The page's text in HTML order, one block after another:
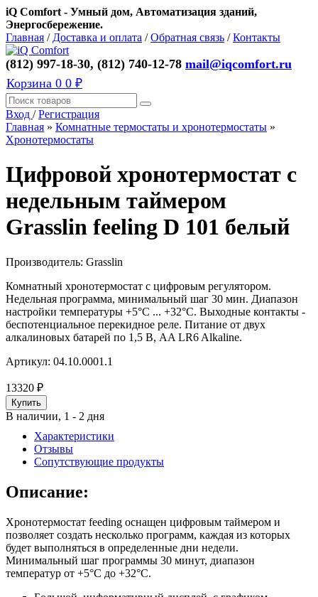
iQ Comfort - Умный дом, Автоматизация зданий,
Энергосбережение.
Главная / Доставка и оплата /Обратная связь /Контакты
(812) 997-18-30, (812) 740-12-78 mail@iqcomfort.ru
Корзина 0 0 ₽
Вход /Регистрация
Главная » Комнатные термостаты и хронотермостаты »
Хронотермостаты
Цифровой хронотермостат с
недельным таймером
Grasslin feeling D 101 белый
Производитель: Grasslin
Комнатный хронотермостат c цифровым регулятором.
Недельная программа, минимальный шаг 30 мин. Диапазон
настройки температуры +5°C ... +32°C. Выходные контакты -
беспотенциальное перекидное реле. Питание от двух
алкалиновых батарей по 1,5 В, AA LR6 Alkaline.
Артикул: 04.10.0001.1
13320 ₽
В наличии, 1 - 2 дня
Характеристики
Отзывы
Сопутствующие продукты
Описание:
Хронотермостат feeding оснащен цифровым таймером и
позволяет создать несколько программ, каждая из которых
будет выполняться в определенные дни недели.
Минимальный шаг программы 30 минут, диапазон
температур от +5°C до +32°C.